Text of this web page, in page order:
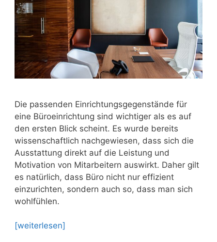
Die passenden Einrichtungsgegenstände für
eine Büroeinrichtung sind wichtiger als es auf
den ersten Blick scheint. Es wurde bereits
wissenschaftlich nachgewiesen, dass sich die
Ausstattung direkt auf die Leistung und
Motivation von Mitarbeitern auswirkt. Daher gilt
es natürlich, dass Büro nicht nur effizient
einzurichten, sondern auch so, dass man sich
wohlfühlen.
[weiterlesen]